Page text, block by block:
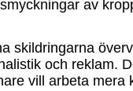
av
skildringarna
och reklam.
vill arbeta mera